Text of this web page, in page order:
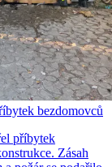
bezdomovců
příbytek
Zásah